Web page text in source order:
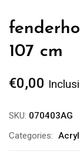
107 cm
€0,00
SKU: 070403AG
Categories: